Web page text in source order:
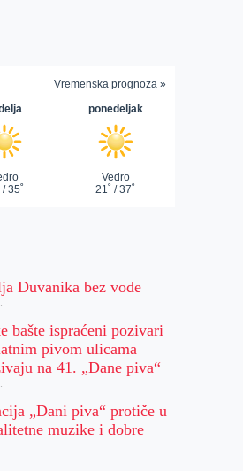
Duvanika bez vode
bašte ispraćeni pozivari
pivom ulicama
na 41. „Dane piva“
„Dani piva“ protiče u
muzike i dobre